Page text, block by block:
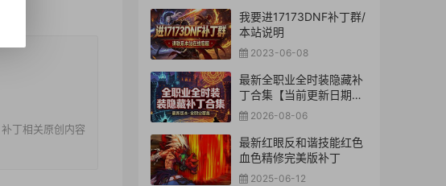
丁相关原创内容
我要进17173DNF补丁群/
本站说明
2023-06-08
最新全职业全时装隐藏补
丁合集【当前更新日期：
2026-8-06】
2026-08-06
最新红眼反和谐技能红色
血色精修完美版补丁
2025-06-12